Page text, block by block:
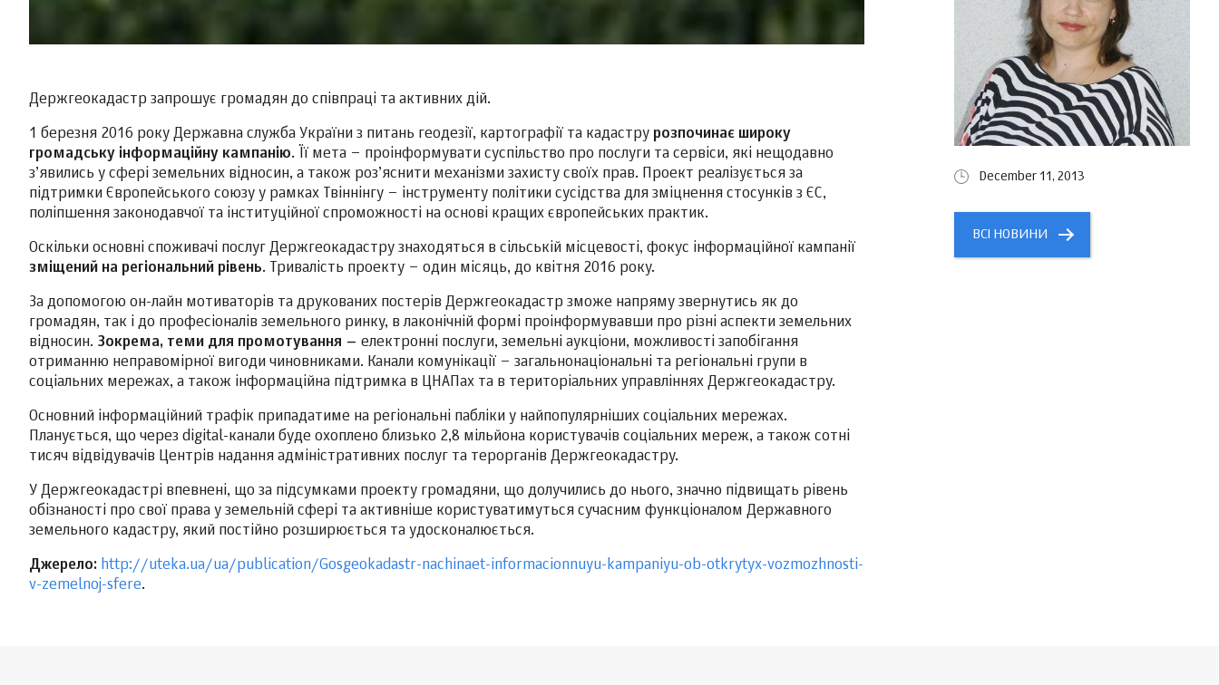
Держгеокадастр запрошує громадян до співпраці та активних дій.
1 березня 2016 року Державна служба України з питань геодезії, картографії та кадастру розпочинає широку
громадську інформаційну кампанію. Її мета – проінформувати суспільство про послуги та сервіси, які нещодавно
з’явились у сфері земельних відносин, а також роз’яснити механізми захисту своїх прав. Проект реалізується за
підтримки Європейського союзу у рамках Твіннінгу – інструменту політики сусідства для зміцнення стосунків з ЄС,
поліпшення законодавчої та інституційної спроможності на основі кращих європейських практик.
Оскільки основні споживачі послуг Держгеокадастру знаходяться в сільській місцевості, фокус інформаційної кампанії
зміщений на регіональний рівень. Тривалість проекту – один місяць, до квітня 2016 року.
За допомогою он-лайн мотиваторів та друкованих постерів Держгеокадастр зможе напряму звернутись як до
громадян, так і до професіоналів земельного ринку, в лаконічній формі проінформувавши про різні аспекти земельних
відносин. Зокрема, теми для промотування – електронні послуги, земельні аукціони, можливості запобігання
отриманню неправомірної вигоди чиновниками. Канали комунікації – загальнонаціональні та регіональні групи в
соціальних мережах, а також інформаційна підтримка в ЦНАПах та в територіальних управліннях Держгеокадастру.
Основний інформаційний трафік припадатиме на регіональні пабліки у найпопулярніших соціальних мережах.
Планується, що через digital-канали буде охоплено близько 2,8 мільйона користувачів соціальних мереж, а також сотні
тисяч відвідувачів Центрів надання адміністративних послуг та терорганів Держгеокадастру.
У Держгеокадастрі впевнені, що за підсумками проекту громадяни, що долучились до нього, значно підвищать рівень
обізнаності про свої права у земельній сфері та активніше користуватимуться сучасним функціоналом Державного
земельного кадастру, який постійно розширюється та удосконалюється.
Джерело: http://uteka.ua/ua/publication/Gosgeokadastr-nachinaet-informacionnuyu-kampaniyu-ob-otkrytyx-vozmozhnosti-
v-zemelnoj-sfere.
December 11, 2013
ВСІ НОВИНИ